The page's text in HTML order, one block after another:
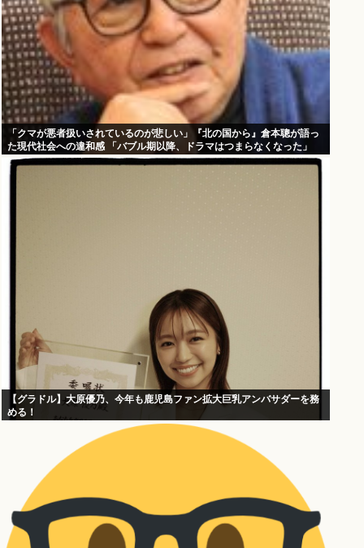
「クマが悪者扱いされているのが悲しい」『北の国から』倉本聰が語っ
た現代社会への違和感 「バブル期以降、ドラマはつまらなくなった」
【グラドル】大原優乃、今年も鹿児島ファン拡大巨乳アンバサダーを務
める！